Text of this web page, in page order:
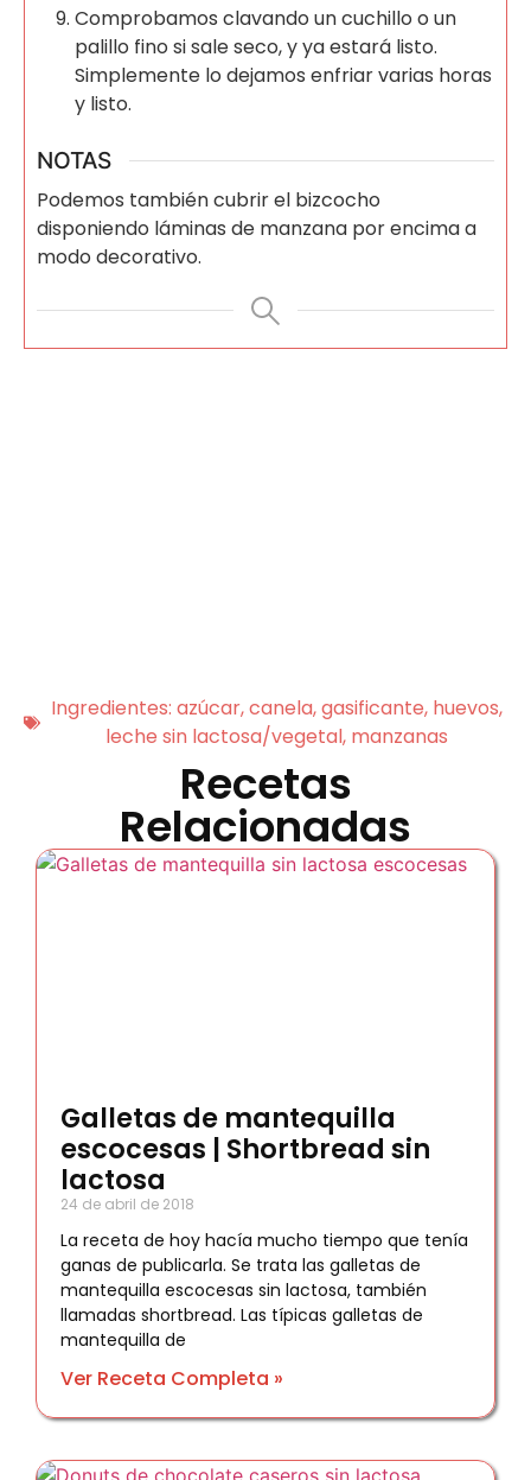
Comprobamos clavando un cuchillo o un
palillo fino si sale seco, y ya estará listo.
Simplemente lo dejamos enfriar varias horas
y listo.
NOTAS
Podemos también cubrir el bizcocho
disponiendo láminas de manzana por encima a
modo decorativo.
Ingredientes: azúcar,canela,gasificante, huevos,
leche sin lactosa/vegetal, manzanas
Recetas
Relacionadas
Galletas de mantequilla
escocesas | Shortbread sin
lactosa
24 de abril de 2018
La receta de hoy hacía mucho tiempo que tenía
ganas de publicarla. Se trata las galletas de
mantequilla escocesas sin lactosa, también
llamadas shortbread. Las típicas galletas de
mantequilla de
Ver Receta Completa »